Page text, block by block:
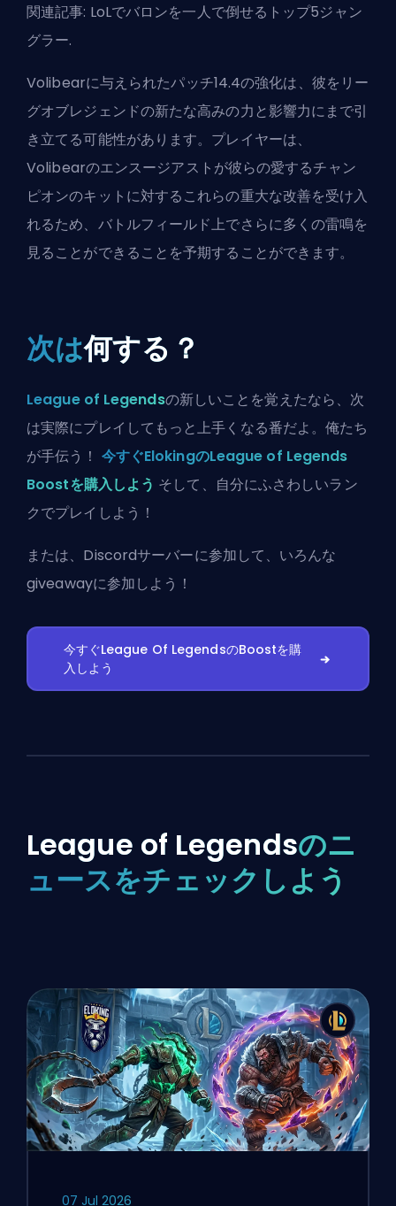
関連記事: LoLでバロンを一人で倒せるトップ5ジャン
グラー.
Volibearに与えられたパッチ14.4の強化は、彼をリー
グオブレジェンドの新たな高みの力と影響力にまで引
き立てる可能性があります。プレイヤーは、
Volibearのエンスージアストが彼らの愛するチャン
ピオンのキットに対するこれらの重大な改善を受け入
れるため、バトルフィールド上でさらに多くの雷鳴を
見ることができることを予期することができます。
次は何する？
League of Legendsの新しいことを覚えたなら、次
は実際にプレイしてもっと上手くなる番だよ。俺たち
が手伝う！ 今すぐElokingのLeague of Legends
Boostを購入しよう そして、自分にふさわしいラン
クでプレイしよう！
または、 Discordサーバーに参加して、いろんな
giveawayに参加しよう！
今すぐLeague Of LegendsのBoostを購
入しよう
League of Legendsのニ
ュースをチェックしよう
07 Jul 2026